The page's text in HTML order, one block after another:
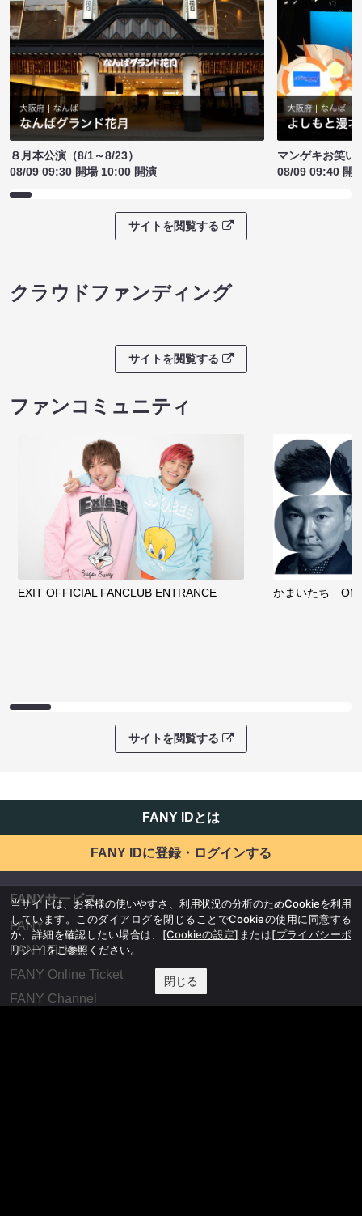
８月本公演（8/1～8/23）
08/09 09:30 開場 10:00 開演
マンゲキお笑い
08/09 09:40 開
サイトを閲覧する
クラウドファンディング
サイトを閲覧する
ファンコミュニティ
EXIT OFFICIAL FANCLUB ENTRANCE かまいたち
サイトを閲覧する
FANY IDとは
FANY IDに登録・ログインする
FANYサービス
FANY
FANY Ticket
FANY Online Ticket
FANY Channel
当サイトは、お客様の使いやすさ、利用状況の分析のためCookieを利用
しています。このダイアログを閉じることでCookieの使用に同意する
か、詳細を確認したい場合は、 [Cookieの設定] または[プライバシーポ
リシー]をご参照ください。
閉じる